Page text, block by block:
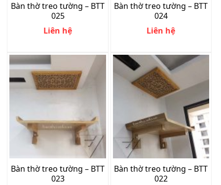
Bàn thờ treo tường – BTT
025
Liên hệ
Bàn thờ treo tường – BTT
024
Liên hệ
Bàn thờ treo tường – BTT
023
Bàn thờ treo tường – BTT
022